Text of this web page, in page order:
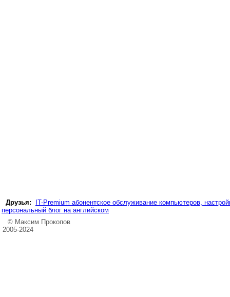
Друзья:
IT-Premium абонентское обслуживание компьютеров,
персональный блог на английском
© Максим Прокопов
2005-2024